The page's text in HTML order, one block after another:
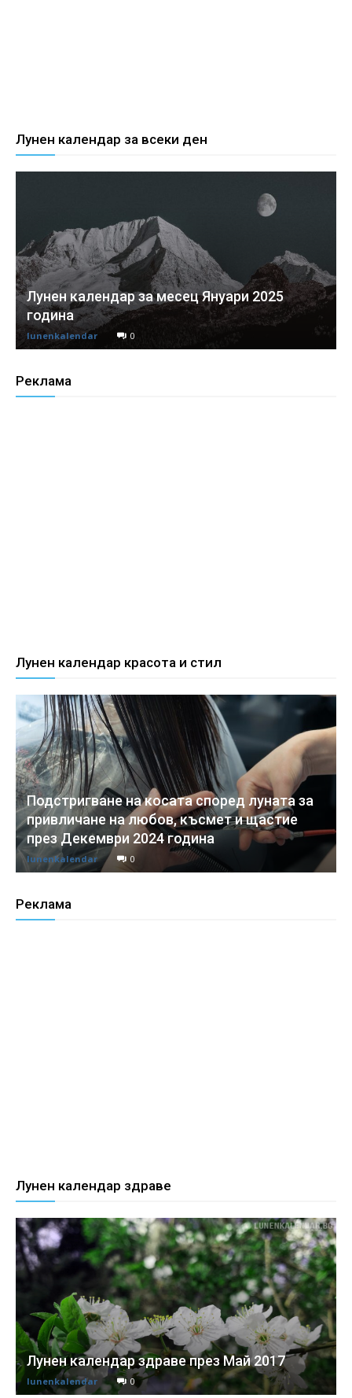
Лунен календар за всеки ден
Лунен календар за месец Януари 2025
година
lunenkalendar 0
Реклама
Лунен календар красота и стил
Подстригване на косата според луната за
привличане на любов, късмет и щастие
през Декември 2024 година
lunenkalendar 0
Реклама
Лунен календар здраве
Лунен календар здраве през Май 2017
lunenkalendar 0